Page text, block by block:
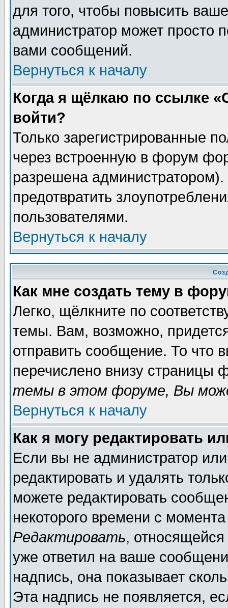
для того, чтобы повысить
администратор может просто
вами сообщений.
Вернуться к началу
Когда я щёлкаю по ссылке
войти?
Только зарегистрированные
через встроенную в форум
разрешена
предотвратить
пользователями.
Вернуться к началу
Как мне создать тему в
Легко, щёлкните по
темы. Вам, возможно,
отправить сообщение. То что
перечислено внизу страницы
темы в этом форуме, Вы
Вернуться к началу
Как я могу редактировать
Если вы не администратор
редактировать и удалять
можете редактировать
некоторого времени с
Редактировать,
уже ответил на ваше
надпись, она показывает
Эта надпись не появляется,